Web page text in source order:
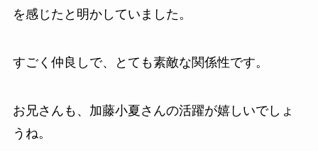
を感じたと明かしていました。
すごく仲良しで、とても素敵な関係性です。
お兄さんも、加藤小夏さんの活躍が嬉しいでしょ
うね。